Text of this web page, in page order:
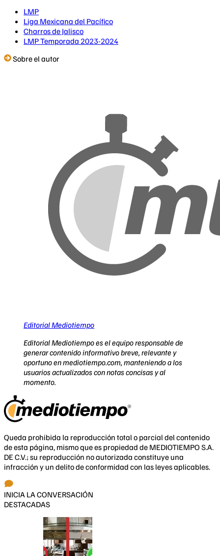
LMP
Liga Mexicana del Pacífico
Charros de Jalisco
LMP Temporada 2023-2024
Sobre el autor
Editorial Mediotiempo
Editorial Mediotiempo es el equipo responsable de
generar contenido informativo breve, relevante y
oportuno en mediotiempo.com, manteniendo a los
usuarios actualizados con notas concisas y al
momento.
Queda prohibida la reproducción total o parcial del contenido
de esta página, mismo que es propiedad de MEDIOTIEMPO S.A.
DE C.V.; su reproducción no autorizada constituye una
infracción y un delito de conformidad con las leyes aplicables.
INICIA LA CONVERSACIÓN
DESTACADAS